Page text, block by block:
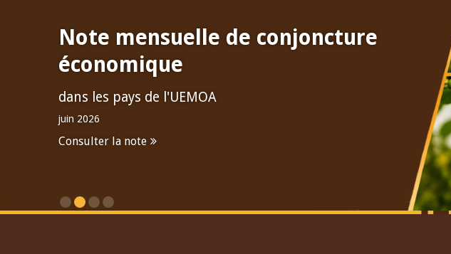
Note mensuelle de conjoncture
économique
dans les pays de l'UEMOA
juin 2026
Consulter la note